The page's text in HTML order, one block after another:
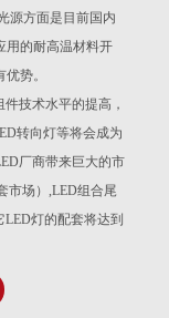
源方面是目前国内
用的耐高温材料开
势。
技术水平的提高，
转向灯等将会成为
厂商带来巨大的市
市场）,LED组合尾
灯的配套将达到